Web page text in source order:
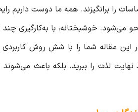
را برانگیزند. همه ما دوست داریم
می‌شود. خوشبختانه، با به‌کارگیری
مقاله شما را با شش روش کاربردی
لذت را ببرید، بلکه باعث